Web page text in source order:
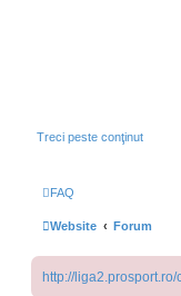
Treci peste conţinut
FAQ
Website Forum
http://